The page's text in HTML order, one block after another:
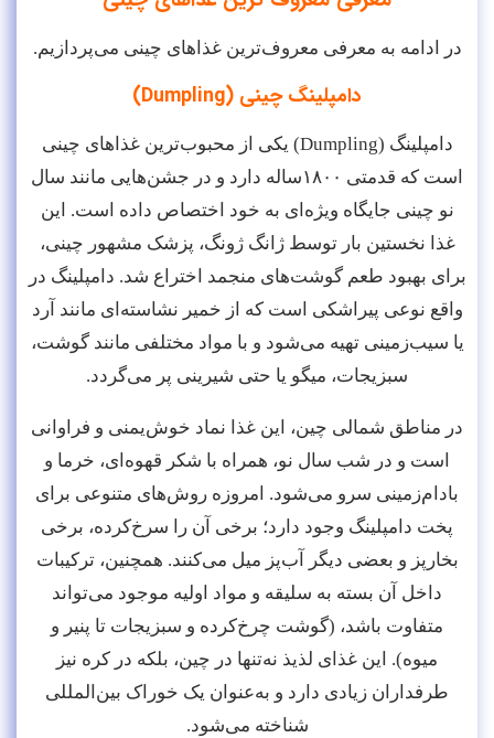
در ادامه به معرفی معروف‌ترین غذاهای چینی می‌پردازیم.
دامپلینگ چینی (Dumpling)
دامپلینگ (Dumpling) یکی از محبوب‌ترین غذاهای چینی
است که قدمتی ۱۸۰۰ساله دارد و در جشن‌هایی مانند سال
نو چینی جایگاه ویژه‌ای به خود اختصاص داده است. این
غذا نخستین بار توسط ژانگ ژونگ، پزشک مشهور چینی،
برای بهبود طعم گوشت‌های منجمد اختراع شد. دامپلینگ در
واقع نوعی پیراشکی است که از خمیر نشاسته‌ای مانند آرد
یا سیب‌زمینی تهیه می‌شود و با مواد مختلفی مانند گوشت،
سبزیجات، میگو یا حتی شیرینی پر می‌گردد.
در مناطق شمالی چین، این غذا نماد خوش‌یمنی و فراوانی
است و در شب سال نو، همراه با شکر قهوه‌ای، خرما و
بادام‌زمینی سرو می‌شود. امروزه روش‌های متنوعی برای
پخت دامپلینگ وجود دارد؛ برخی آن را سرخ‌کرده، برخی
بخارپز و بعضی دیگر آب‌پز میل می‌کنند. همچنین، ترکیبات
داخل آن بسته به سلیقه و مواد اولیه موجود می‌تواند
متفاوت باشد، (گوشت چرخ‌کرده و سبزیجات تا پنیر و
میوه). این غذای لذیذ نه‌تنها در چین، بلکه در کره نیز
طرفداران زیادی دارد و به‌عنوان یک خوراک بین‌المللی
شناخته می‌شود.